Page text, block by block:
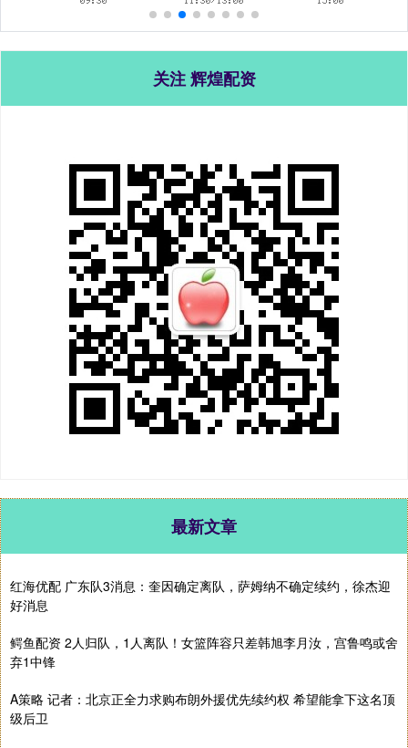
关注 辉煌配资
最新文章
红海优配 广东队3消息：奎因确定离队，萨姆纳不确定续约，徐杰迎
好消息
鳄鱼配资 2人归队，1人离队！女篮阵容只差韩旭李月汝，宫鲁鸣或舍
弃1中锋
A策略 记者：北京正全力求购布朗外援优先续约权 希望能拿下这名顶
级后卫